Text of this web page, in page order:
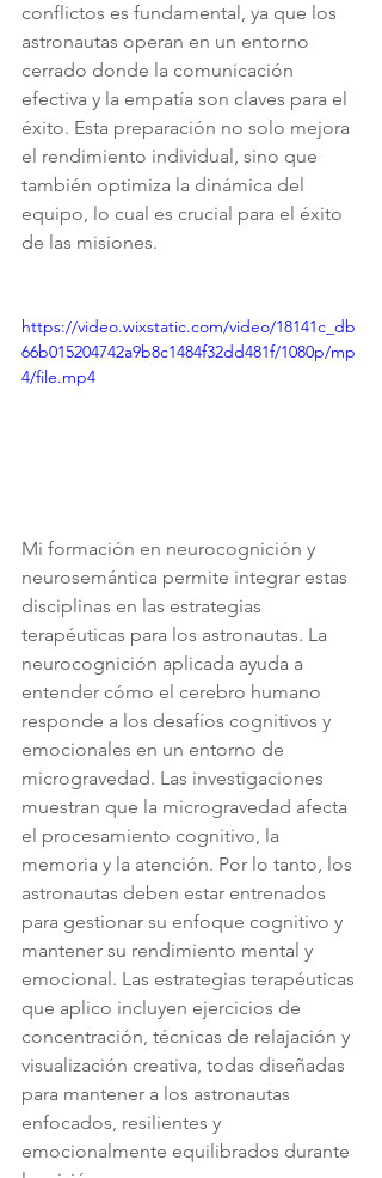
conflictos es fundamental, ya que los
astronautas operan en un entorno
cerrado donde la comunicación
efectiva y la empatía son claves para el
éxito. Esta preparación no solo mejora
el rendimiento individual, sino que
también optimiza la dinámica del
equipo, lo cual es crucial para el éxito
de las misiones.
https://video.wixstatic.com/video/18141c_db
66b015204742a9b8c1484f32dd481f/1080p/mp
4/file.mp4
Mi formación en neurocognición y
neurosemántica permite integrar estas
disciplinas en las estrategias
terapéuticas para los astronautas. La
neurocognición aplicada ayuda a
entender cómo el cerebro humano
responde a los desafíos cognitivos y
emocionales en un entorno de
microgravedad. Las investigaciones
muestran que la microgravedad afecta
el procesamiento cognitivo, la
memoria y la atención. Por lo tanto, los
astronautas deben estar entrenados
para gestionar su enfoque cognitivo y
mantener su rendimiento mental y
emocional. Las estrategias terapéuticas
que aplico incluyen ejercicios de
concentración, técnicas de relajación y
visualización creativa, todas diseñadas
para mantener a los astronautas
enfocados, resilientes y
emocionalmente equilibrados durante